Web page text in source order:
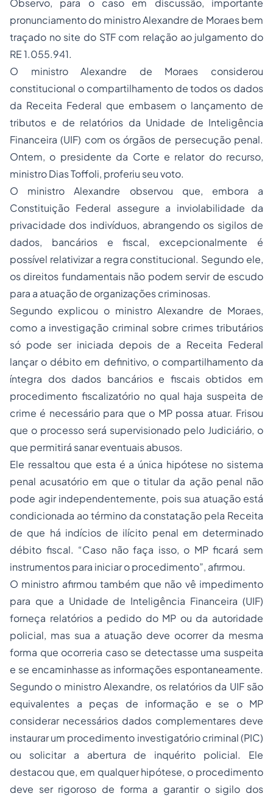
Observo, para o caso em discussão, importante
pronunciamento do ministro Alexandre de Moraes bem
traçado no site do STF com relação ao julgamento do
RE 1.055.941.
O ministro Alexandre de Moraes considerou
constitucional o compartilhamento de todos os dados
da Receita Federal que embasem o lançamento de
tributos e de relatórios da Unidade de Inteligência
Financeira (UIF) com os órgãos de persecução penal.
Ontem, o presidente da Corte e relator do recurso,
ministro Dias Toffoli, proferiu seu voto.
O ministro Alexandre observou que, embora a
Constituição Federal assegure a inviolabilidade da
privacidade dos indivíduos, abrangendo os sigilos de
dados, bancários e fiscal, excepcionalmente é
possível relativizar a regra constitucional. Segundo ele,
os direitos fundamentais não podem servir de escudo
para a atuação de organizações criminosas.
Segundo explicou o ministro Alexandre de Moraes,
como a investigação criminal sobre crimes tributários
só pode ser iniciada depois de a Receita Federal
lançar o débito em definitivo, o compartilhamento da
íntegra dos dados bancários e fiscais obtidos em
procedimento fiscalizatório no qual haja suspeita de
crime é necessário para que o MP possa atuar. Frisou
que o processo será supervisionado pelo Judiciário, o
que permitirá sanar eventuais abusos.
Ele ressaltou que esta é a única hipótese no sistema
penal acusatório em que o titular da ação penal não
pode agir independentemente, pois sua atuação está
condicionada ao término da constatação pela Receita
de que há indícios de ilícito penal em determinado
débito fiscal. “Caso não faça isso, o MP ficará sem
instrumentos para iniciar o procedimento”, afirmou.
O ministro afirmou também que não vê impedimento
para que a Unidade de Inteligência Financeira (UIF)
forneça relatórios a pedido do MP ou da autoridade
policial, mas sua a atuação deve ocorrer da mesma
forma que ocorreria caso se detectasse uma suspeita
e se encaminhasse as informações espontaneamente.
Segundo o ministro Alexandre, os relatórios da UIF são
equivalentes a peças de informação e se o MP
considerar necessários dados complementares deve
instaurar um procedimento investigatório criminal (PIC)
ou solicitar a abertura de inquérito policial. Ele
destacou que, em qualquer hipótese, o procedimento
deve ser rigoroso de forma a garantir o sigilo dos